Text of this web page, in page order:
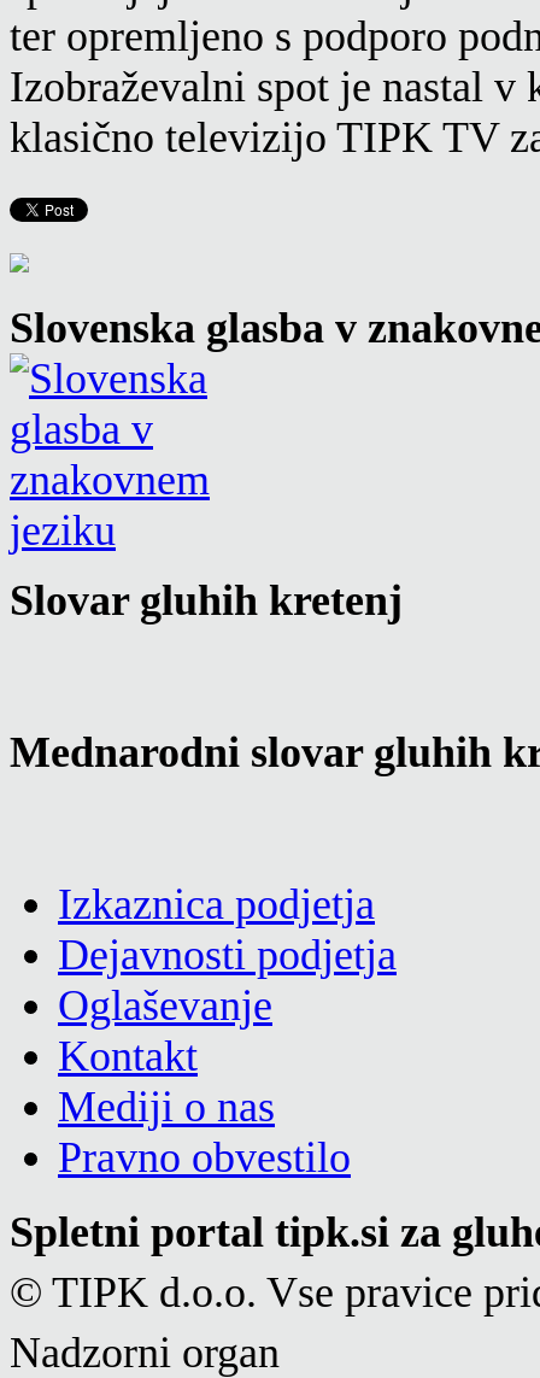
ter opremljeno s podporo
Izobraževalni spot je nastal
klasično televizijo TIPK TV
Slovenska glasba v
Slovar gluhih kretenj
Mednarodni slovar gluhih
Izkaznica podjetja
Dejavnosti podjetja
Oglaševanje
Kontakt
Mediji o nas
Pravno obvestilo
Spletni portal tipk.si za
© TIPK d.o.o. Vse pravice
Nadzorni organ